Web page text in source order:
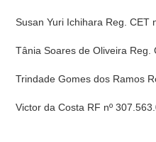
Susan Yuri Ichihara Reg. CET
Tânia Soares de Oliveira Reg.
Trindade Gomes dos Ramos
Victor da Costa RF nº